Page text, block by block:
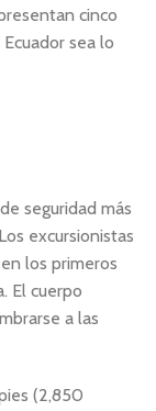
cinco
sea lo
seguridad más
excursionistas
los primeros
El cuerpo
a las
(2,850